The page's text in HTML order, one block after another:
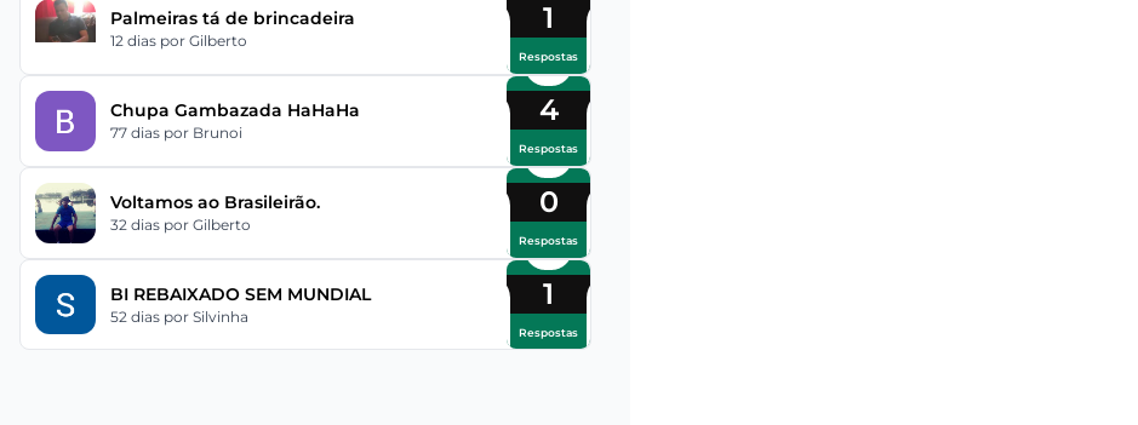
Palmeiras tá de brincadeira
12 dias por Gilberto
1
Respostas
Chupa Gambazada HaHaHa
77 dias por Brunoi
4
Respostas
Voltamos ao Brasileirão.
32 dias por Gilberto
0
Respostas
BI REBAIXADO SEM MUNDIAL
52 dias por Silvinha
1
Respostas